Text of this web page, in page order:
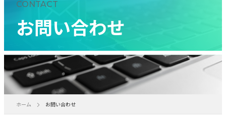
CONTACT
お問い合わせ
ホーム お問い合わせ